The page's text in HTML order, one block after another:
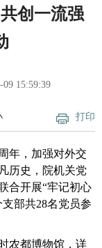
创一流强
09 15:59:39
打印
年，加强对外交
历史，院机关党
合开展“牢记初心
支部共28名党员参
农都博物馆，详